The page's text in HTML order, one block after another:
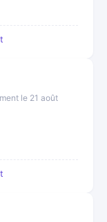
le 21 août